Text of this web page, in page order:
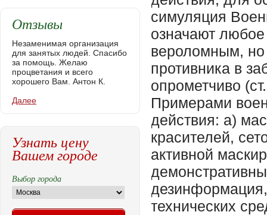
симуляция
означают
вероломным, но
противника в
опрометчиво
Примерами
действия: а)
красителей,
активной
технических
Отзывы
Незаменимая организация
для занятых людей. Спасибо
за помощь. Желаю
процветания и всего
хорошего Вам. Антон К.
Далее
Узнать цену
Вашем городе
Выбор города